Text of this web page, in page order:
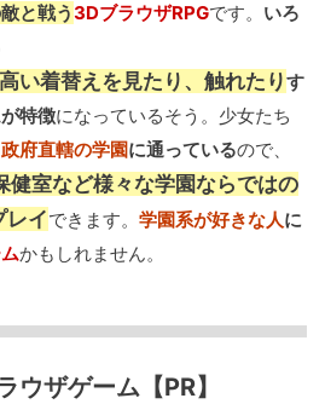
と戦う3DブラウザRPGです。 いろ
い着替えを見たり、触れたりす
特徴になっているそう。少女たち
政府直轄の学園に通っているので、
健室など様々な学園ならではの
レイできます。 学園系が好きな人に
かもしれません。
ウザゲーム【PR】